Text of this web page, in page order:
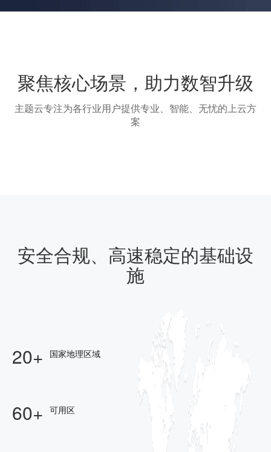
聚焦核心场景，助力数智升级
主题云专注为各行业用户提供专业、智能、无忧的上云方
案
安全合规、高速稳定的基础设
施
20+ 国家地理区域
60+ 可用区